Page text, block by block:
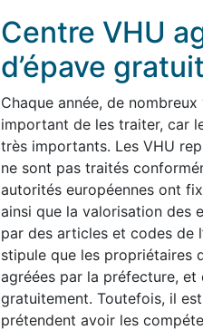
Centre VHU
d’épave gratuit
Chaque année, de
important de les traiter, car
très importants. Les VHU
ne sont pas traités
autorités européennes ont
ainsi que la valorisation des
par des articles et codes de
stipule que les propriétaires
agréées par la préfecture,
gratuitement. Toutefois, il
prétendent avoir les